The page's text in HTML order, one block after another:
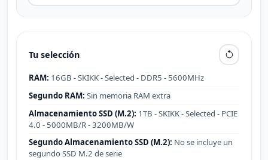
Tu selección
RAM: 16GB - SKIKK - Selected - DDR5 - 5600MHz
Segundo RAM: Sin memoria RAM extra
Almacenamiento SSD (M.2): 1TB - SKIKK - Selected - PCIE
4.0 - 5000MB/R - 3200MB/W
Segundo Almacenamiento SSD (M.2): No se incluye un
segundo SSD M.2 de serie